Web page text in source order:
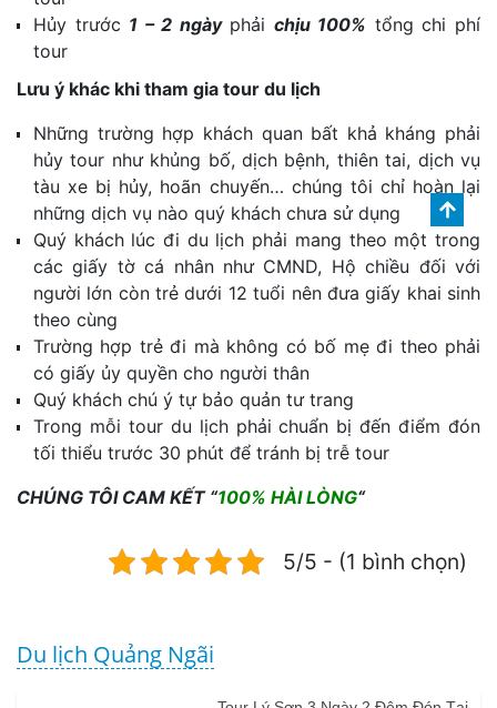
Hủy trước 1 – 2 ngàyphải chịu 100% tổng chi phí
tour
Lưu ý khác khi tham gia tour du lịch
Những trường hợp khách quan bất khả kháng phải
hủy tour như khủng bố, dịch bệnh, thiên tai, dịch vụ
tàu xe bị hủy, hoãn chuyến… chúng tôi chỉ hoàn lại
những dịch vụ nào quý khách chưa sử dụng
Quý khách lúc đi du lịch phải mang theo một trong
các giấy tờ cá nhân như CMND, Hộ chiều đối với
người lớn còn trẻ dưới 12 tuổi nên đưa giấy khai sinh
theo cùng
Trường hợp trẻ đi mà không có bố mẹ đi theo phải
có giấy ủy quyền cho người thân
Quý khách chú ý tự bảo quản tư trang
Trong mỗi tour du lịch phải chuẩn bị đến điểm đón
tối thiểu trước 30 phút để tránh bị trễ tour
CHÚNG TÔI CAM KẾT “100% HÀI LÒNG“
5/5 - (1 bình chọn)
Du lịch Quảng Ngãi